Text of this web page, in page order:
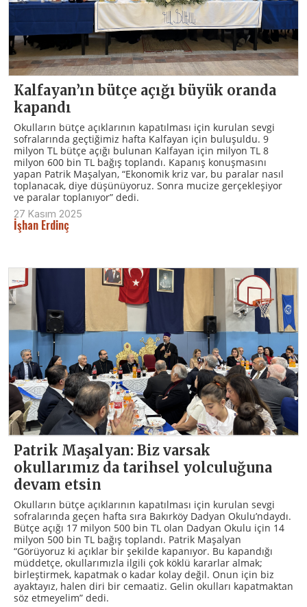
Kalfayan’ın bütçe açığı büyük oranda
kapandı
Okulların bütçe açıklarının kapatılması için kurulan sevgi
sofralarında geçtiğimiz hafta Kalfayan için buluşuldu. 9
milyon TL bütçe açığı bulunan Kalfayan için milyon TL 8
milyon 600 bin TL bağış toplandı. Kapanış konuşmasını
yapan Patrik Maşalyan, “Ekonomik kriz var, bu paralar nasıl
toplanacak, diye düşünüyoruz. Sonra mucize gerçekleşiyor
ve paralar toplanıyor” dedi.
27 Kasım 2025
İşhan Erdinç
Patrik Maşalyan: Biz varsak
okullarımız da tarihsel yolculuğuna
devam etsin
Okulların bütçe açıklarının kapatılması için kurulan sevgi
sofralarında geçen hafta sıra Bakırköy Dadyan Okulu’ndaydı.
Bütçe açığı 17 milyon 500 bin TL olan Dadyan Okulu için 14
milyon 500 bin TL bağış toplandı. Patrik Maşalyan
“Görüyoruz ki açıklar bir şekilde kapanıyor. Bu kapandığı
müddetçe, okullarımızla ilgili çok köklü kararlar almak;
birleştirmek, kapatmak o kadar kolay değil. Onun için biz
ayaktayız, halen diri bir cemaatiz. Gelin okulları kapatmaktan
söz etmeyelim” dedi.